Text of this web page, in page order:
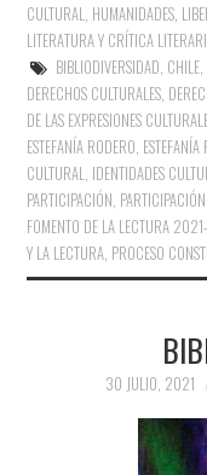
CULTURAL HUMANIDADES
LITERATURA Y CRÍTICA
BIBLIODIVERSIDAD CHILE,
DERECHOS CULTURALES
DE LAS EXPRESIONES
ESTEFANÍA RODERO
CULTURAL IDENTIDADES
PARTICIPACIÓN
FOMENTO DE LA LECTURA
Y LA LECTURA PROCESO
30 JULIO, 2021